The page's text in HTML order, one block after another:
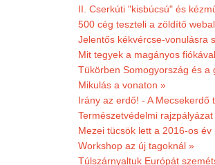
II. Cserkúti "kisbúcsú" és
500 cég teszteli a zöldítő
Jelentős kékvércse-vonulásra
Mit tegyek a magányos
Tükörben Somogyország és a
Mikulás a vonaton »
Irány az erdő! - A
Természetvédelmi
Mezei tücsök lett a 2016-os év
Workshop az új tagoknál »
Túlszárnyaltuk Európát